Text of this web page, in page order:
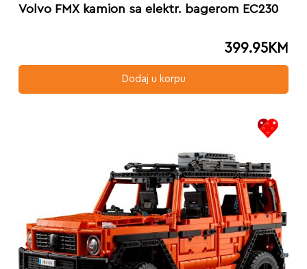
Volvo FMX kamion sa elektr. bagerom EC230
399.95KM
Dodaj u korpu